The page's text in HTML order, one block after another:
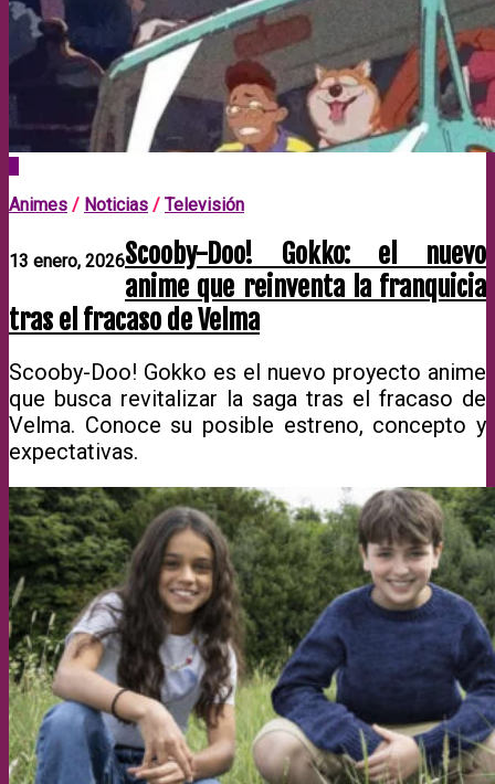
Animes / Noticias / Televisión
13 enero, 2026Scooby-Doo! Gokko: el nuevo
anime que reinventa la franquicia
tras el fracaso de Velma
Scooby-Doo! Gokko es el nuevo proyecto anime
que busca revitalizar la saga tras el fracaso de
Velma. Conoce su posible estreno, concepto y
expectativas.